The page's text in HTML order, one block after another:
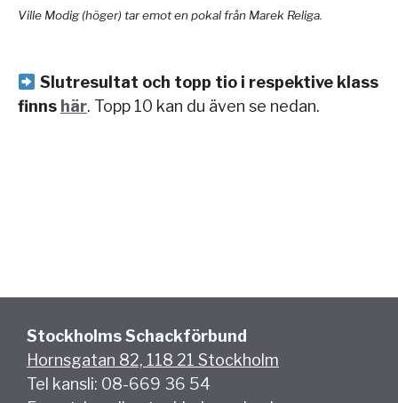
Ville Modig (höger) tar emot en pokal från Marek Religa.
Slutresultat och topp tio i respektive klass
finns här. Topp 10 kan du även se nedan.
Stockholms Schackförbund
Hornsgatan 82, 118 21 Stockholm
Tel kansli: 08-669 36 54